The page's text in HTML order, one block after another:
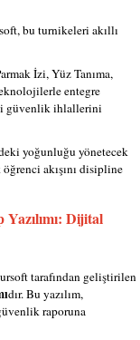
bu turnikeleri akıllı
İzi, Yüz Tanıma,
entegre
güvenlik ihlallerini
yoğunluğu yönetecek
öğrenci akışını disipline
Dijital
tarafından geliştirilen
dır. Bu yazılım,
raporuna